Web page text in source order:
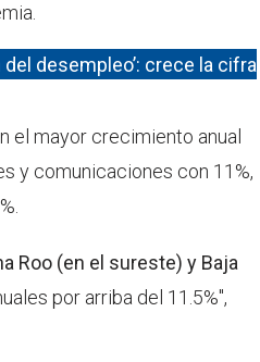
desempleo’: crece la cifra
el mayor crecimiento anual
y comunicaciones con 11%,
Roo (en el sureste) y Baja
por arriba del 11.5%",